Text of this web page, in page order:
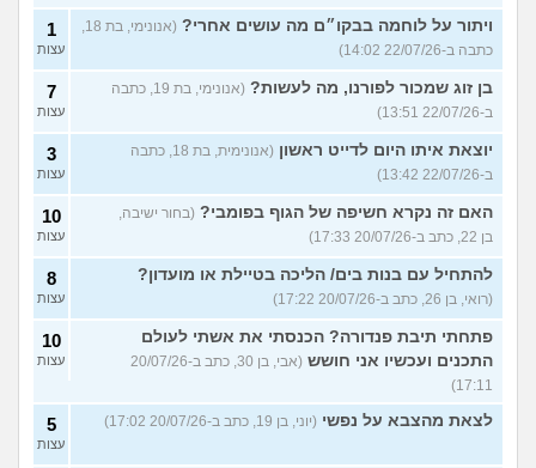
ויתור על לוחמה בבקו״ם מה עושים אחרי?
(אנונימי, בת 18,
כתבה ב-22/07/26 14:02)
1
עצות
בן זוג שמכור לפורנו, מה לעשות?
(אנונימי, בת 19, כתבה
ב-22/07/26 13:51)
7
עצות
יוצאת איתו היום לדייט ראשון
(אנונימית, בת 18, כתבה
ב-22/07/26 13:42)
3
עצות
האם זה נקרא חשיפה של הגוף בפומבי? (בחור ישיבה,
בן 22, כתב ב-20/07/26 17:33)
10
עצות
להתחיל עם בנות בים/ הליכה בטיילת או מועדון?
(רואי, בן 26, כתב ב-20/07/26 17:22)
8
עצות
פתחתי תיבת פנדורה? הכנסתי את אשתי לעולם
התכנים ועכשיו אני חושש
(אבי, בן 30, כתב ב-20/07/26
17:11)
10
עצות
לצאת מהצבא על נפשי (יוני, בן 19, כתב ב-20/07/26 17:02) 5
עצות